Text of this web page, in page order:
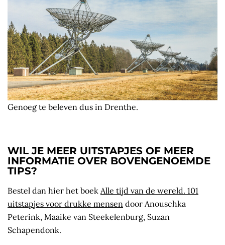
Genoeg te beleven dus in Drenthe.
WIL JE MEER UITSTAPJES OF MEER
INFORMATIE OVER BOVENGENOEMDE
TIPS?
Bestel dan hier het boek Alle tijd van de wereld. 101
uitstapjes voor drukke mensen door Anouschka
Peterink, Maaike van Steekelenburg, Suzan
Schapendonk.